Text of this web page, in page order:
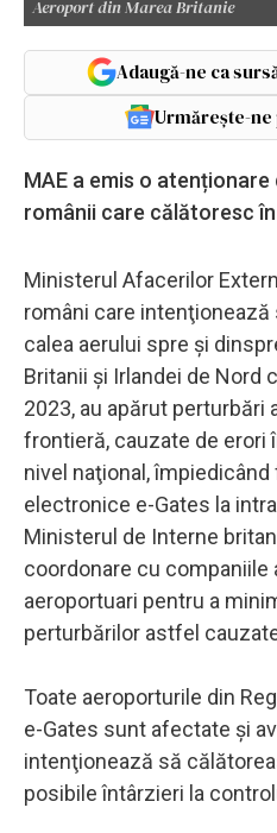
Aeroport din Marea Britanie
Adaugă-ne ca
Urmărește-ne
MAE a emis o
românii care călătoresc
Ministerul Afacerilor
români care
calea aerului spre şi
Britanii şi Irlandei de Nord
2023, au apărut perturbări
frontieră, cauzate de erori
nivel naţional,
electronice e-Gates la
Ministerul de Interne
coordonare cu companiile
aeroportuari pentru a
perturbărilor astfel
Toate aeroporturile din
e-Gates sunt afectate şi
intenţionează să
posibile întârzieri la